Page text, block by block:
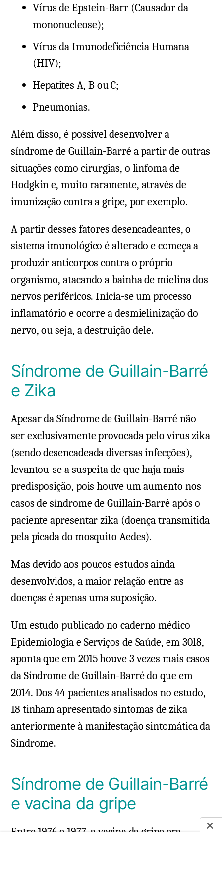
Vírus de Epstein-Barr (Causador da
mononucleose);
Vírus da Imunodeficiência Humana
(HIV);
Hepatites A, B ou C;
Pneumonias.
Além disso, é possível desenvolver a
síndrome de Guillain-Barré a partir de outras
situações como cirurgias, o linfoma de
Hodgkin e, muito raramente, através de
imunização contra a gripe, por exemplo.
A partir desses fatores desencadeantes, o
sistema imunológico é alterado e começa a
produzir anticorpos contra o próprio
organismo, atacando a bainha de mielina dos
nervos periféricos. Inicia-se um processo
inflamatório e ocorre a desmielinização do
nervo, ou seja, a destruição dele.
Síndrome de Guillain-Barré
e Zika
Apesar da Síndrome de Guillain-Barré não
ser exclusivamente provocada pelo vírus zika
(sendo desencadeada diversas infecções),
levantou-se a suspeita de que haja mais
predisposição, pois houve um aumento nos
casos de síndrome de Guillain-Barré após o
paciente apresentar zika (doença transmitida
pela picada do mosquito Aedes).
Mas devido aos poucos estudos ainda
desenvolvidos, a maior relação entre as
doenças é apenas uma suposição.
Um estudo publicado no caderno médico
Epidemiologia e Serviços de Saúde, em 3018,
aponta que em 2015 houve 3 vezes mais casos
da Síndrome de Guillain-Barré do que em
2014. Dos 44 pacientes analisados no estudo,
18 tinham apresentado sintomas de zika
anteriormente à manifestação sintomática da
Síndrome.
Síndrome de Guillain-Barré
e vacina da gripe
Entre 1976 e 1977, a vacina da gripe era